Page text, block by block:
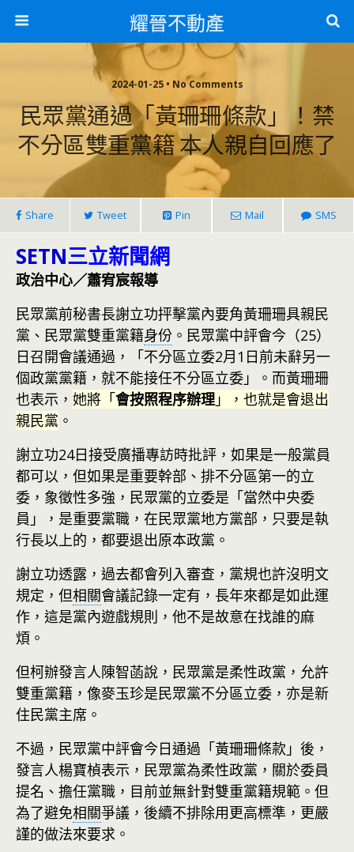
耀晉不動產
2024-01-25 • No Comments
民眾黨通過「黃珊珊條款」！禁
不分區雙重黨籍 本人親自回應了
Share Tweet Pin Mail SMS
SETN三立新聞網
政治中心／蕭宥宸報導
民眾黨前秘書長謝立功抨擊黨內要角黃珊珊具親民
黨、民眾黨雙重黨籍身份 。民眾黨中評會今（25）
日召開會議通過，「不分區立委2月1日前未辭另一
個政黨黨籍，就不能接任不分區立委」。而黃珊珊
也表示， 她將「會按照程序辦理」，也就是會退出
親民黨 。
謝立功24日接受廣播專訪時批評，如果是一般黨員
都可以，但如果是重要幹部、排不分區第一的立
委，象徵性多強，民眾黨的立委是「當然中央委
員」，是重要黨職，在民眾黨地方黨部，只要是執
行長以上的，都要退出原本政黨。
謝立功透露，過去都會列入審查，黨規也許沒明文
規定，但相關會議記錄一定有，長年來都是如此運
作，這是黨內遊戲規則，他不是故意在找誰的麻
煩。
但柯辦發言人陳智菡說，民眾黨是柔性政黨，允許
雙重黨籍，像麥玉珍是民眾黨不分區立委，亦是新
住民黨主席。
不過，民眾黨中評會今日通過「黃珊珊條款」後，
發言人楊寶楨表示，民眾黨為柔性政黨，關於委員
提名、擔任黨職，目前並無針對雙重黨籍規範。但
為了避免相關爭議，後續不排除用更高標準，更嚴
謹的做法來要求。